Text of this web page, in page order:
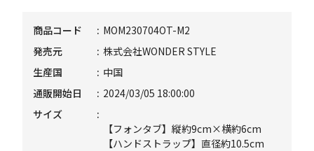
商品コード
MOM230704OT-M2
発売元
株式会社WONDER STYLE
生産国
中国
通販開始日
2024/03/05 18:00:00
サイズ
【フォンタブ】縦約9cm×横約6cm
【ハンドストラップ】直径約10.5cm